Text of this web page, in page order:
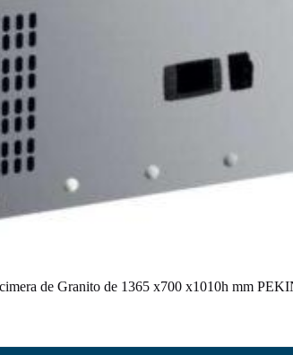
de Granito de 1365 x700 x1010h mm